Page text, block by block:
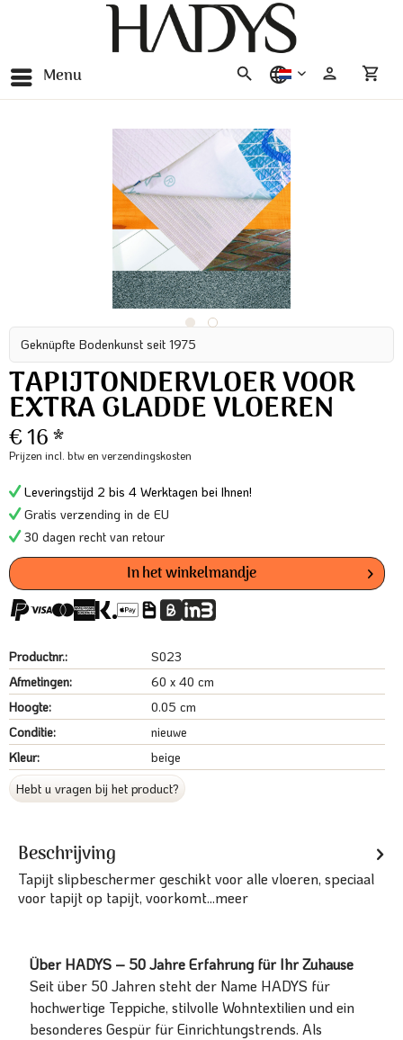
Menu nederlands
Geknüpfte Bodenkunst seit 1975
TAPIJTONDERVLOER VOOR
EXTRA GLADDE VLOEREN
€ 16 *
Prijzen incl. btwen verzendingskosten
Leveringstijd 2 bis 4 Werktagen bei Ihnen!
Gratis verzending in de EU
30 dagen recht van retour
In het winkelmandje
Productnr.:
S023
Afmetingen:
60 x 40 cm
Hoogte:
0.05 cm
Conditie:
nieuwe
Kleur:
beige
Hebt u vragen bij het product?
Beschrijving
Tapijt slipbeschermer geschikt voor alle vloeren, speciaal
voor tapijt op tapijt, voorkomt...meer
Über HADYS – 50 Jahre Erfahrung für Ihr Zuhause
Seit über 50 Jahren steht der Name HADYS für
hochwertige Teppiche, stilvolle Wohntextilien und ein
besonderes Gespür für Einrichtungstrends. Als